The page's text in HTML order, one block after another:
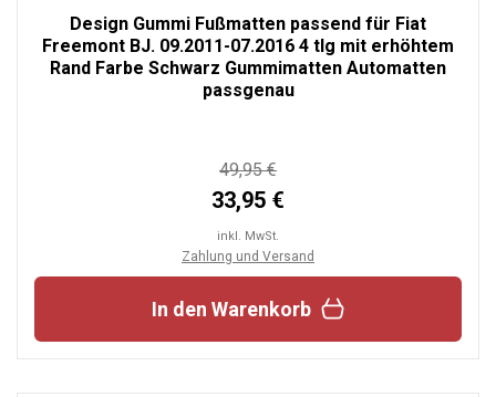
Design Gummi Fußmatten passend für Fiat
Freemont BJ. 09.2011-07.2016 4 tlg mit erhöhtem
Rand Farbe Schwarz Gummimatten Automatten
passgenau
49,95 €
33,95 €
inkl. MwSt.
Zahlung und Versand
In den Warenkorb